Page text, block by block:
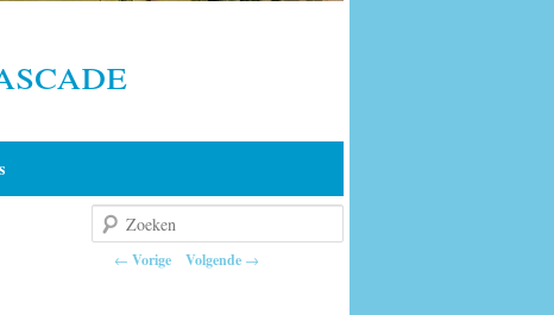
Berichtnavigatie
← Vorige Volgende →